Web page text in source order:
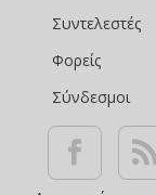
Συντελεστές
Φορείς
Σύνδεσμοι